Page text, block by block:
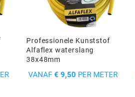
Professionele Kunststof
Alfaflex waterslang
38x48mm
VANAF€ 9,50 PER METER
PRIJS